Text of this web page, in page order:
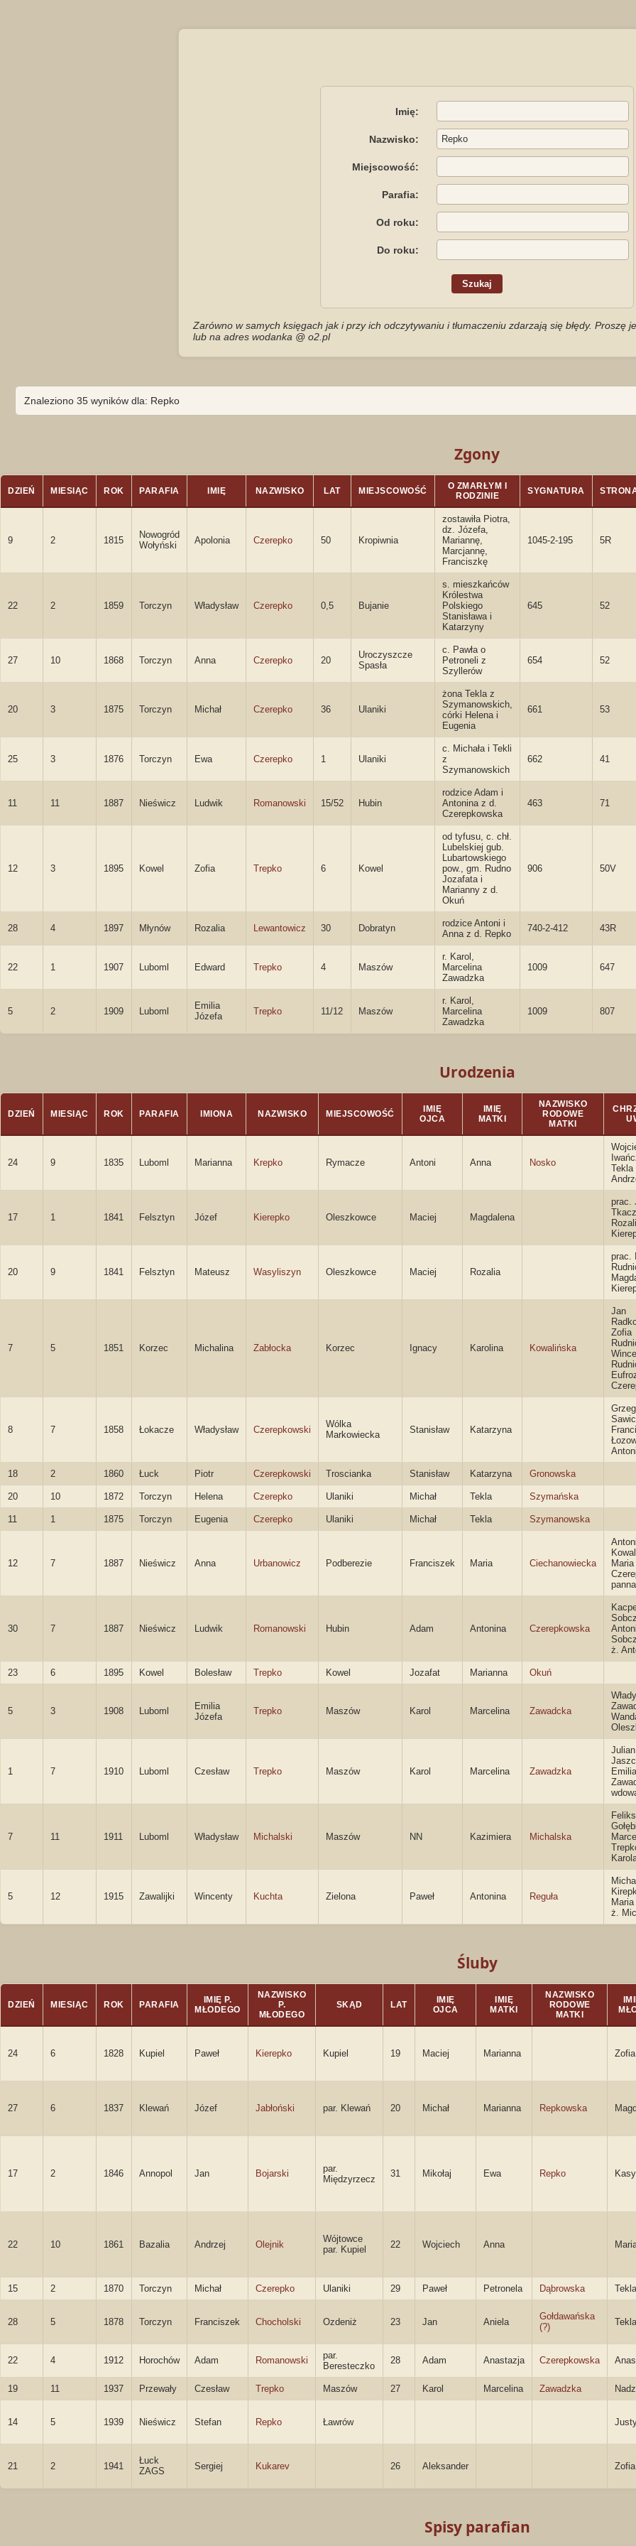
Imię:
Nazwisko:
Miejscowość:
Parafia:
Od roku:
Do roku:
Zarówno w samych księgach jak i przy ich odczytywaniu i tłumaczeniu zdarzają się błędy. Proszę
lub na adres wodanka @ o2.pl
Znaleziono 35 wyników dla: Repko
Zgony
DZIEŃ MIESIĄC ROK PARAFIA IMIĘ NAZWISKO LAT MIEJSCOWOŚĆ
O ZMARŁYM I
RODZINIE
SYGNATURA
9 2 1815
Nowogród
Wołyński
Apolonia Czerepko 50 Kropiwnia
zostawiła Piotra,
dz. Józefa,
Mariannę,
Marcjannę,
Franciszkę
1045-2-195 5R
22 2 1859 Torczyn Władysław Czerepko 0,5 Bujanie
s. mieszkańców
Królestwa
Polskiego
Stanisława i
Katarzyny
645 52
27 10 1868 Torczyn Anna Czerepko 20
Uroczyszcze
Spasła
c. Pawła o
Petroneli z
Szyllerów
654 52
20 3 1875 Torczyn Michał Czerepko 36 Ulaniki
żona Tekla z
Szymanowskich,
córki Helena i
Eugenia
661 53
25 3 1876 Torczyn Ewa Czerepko 1 Ulaniki
c. Michała i Tekli
z
Szymanowskich
662 41
11 11 1887 Nieświcz Ludwik Romanowski 15/52 Hubin
rodzice Adam i
Antonina z d.
Czerepkowska
463 71
12 3 1895 Kowel Zofia Trepko 6 Kowel
od tyfusu, c. chł.
Lubelskiej gub.
Lubartowskiego
pow., gm. Rudno
Jozafata i
Marianny z d.
Okuń
906 50V
28 4 1897 Młynów Rozalia Lewantowicz 30 Dobratyn
rodzice Antoni i
Anna z d. Repko
740-2-412 43R
22 1 1907 Luboml Edward Trepko 4 Maszów
r. Karol,
Marcelina
Zawadzka
1009 647
5 2 1909 Luboml
Emilia
Józefa
Trepko 11/12 Maszów
r. Karol,
Marcelina
Zawadzka
1009 807
Urodzenia
DZIEŃ MIESIĄC ROK PARAFIA IMIONA NAZWISKO MIEJSCOWOŚĆ
IMIĘ
OJCA
IMIĘ
MATKI
NAZWISKO
RODOWE
MATKI
24 9 1835 Luboml Marianna Krepko Rymacze Antoni Anna Nosko
Tekla
17 1 1841 Felsztyn Józef Kierepko Oleszkowce Maciej Magdalena
prac.
20 9 1841 Felsztyn Mateusz Wasyliszyn Oleszkowce Maciej Rozalia
prac.
7 5 1851 Korzec Michalina Zabłocka Korzec Ignacy Karolina Kowalińska
Jan
Zofia
8 7 1858 Łokacze Władysław Czerepkowski
Wólka
Markowiecka
Stanisław Katarzyna
18 2 1860 Łuck Piotr Czerepkowski Troscianka Stanisław Katarzyna Gronowska
20 10 1872 Torczyn Helena Czerepko Ulaniki Michał Tekla Szymańska
11 1 1875 Torczyn Eugenia Czerepko Ulaniki Michał Tekla Szymanowska
12 7 1887 Nieświcz Anna Urbanowicz Podberezie Franciszek Maria Ciechanowiecka
Antoni
Maria
panna
30 7 1887 Nieświcz Ludwik Romanowski Hubin Adam Antonina Czerepkowska
ż.
23 6 1895 Kowel Bolesław Trepko Kowel Jozafat Marianna Okuń
5 3 1908 Luboml
Emilia
Józefa
Trepko Maszów Karol Marcelina Zawadcka
1 7 1910 Luboml Czesław Trepko Maszów Karol Marcelina Zawadzka
Julian
Emilia
7 11 1911 Luboml Władysław Michalski Maszów NN Kazimiera Michalska
Feliks
5 12 1915 Zawalijki Wincenty Kuchta Zielona Paweł Antonina Reguła
Maria
ż.
Śluby
DZIEŃ MIESIĄC ROK PARAFIA
IMIĘ P.
MŁODEGO
NAZWISKO
P.
MŁODEGO
SKĄD LAT
IMIĘ
OJCA
IMIĘ
MATKI
NAZWISKO
RODOWE
MATKI
24 6 1828 Kupiel Paweł Kierepko Kupiel 19 Maciej Marianna Zofia
27 6 1837 Klewań Józef Jabłoński par. Klewań 20 Michał Marianna Repkowska
17 2 1846 Annopol Jan Bojarski
par.
Międzyrzecz
31 Mikołaj Ewa Repko
22 10 1861 Bazalia Andrzej Olejnik
Wójtowce
par. Kupiel
22 Wojciech Anna
15 2 1870 Torczyn Michał Czerepko Ulaniki 29 Paweł Petronela Dąbrowska Tekla
28 5 1878 Torczyn Franciszek Chocholski Ozdeniż 23 Jan Aniela
Gołdawańska
(?)
Tekla
22 4 1912 Horochów Adam Romanowski
par.
Beresteczko
28 Adam Anastazja Czerepkowska
19 11 1937 Przewały Czesław Trepko Maszów 27 Karol Marcelina Zawadzka
14 5 1939 Nieświcz Stefan Repko Ławrów
21 2 1941
Łuck
ZAGS
Sergiej Kukarev 26 Aleksander Zofia
Spisy parafian